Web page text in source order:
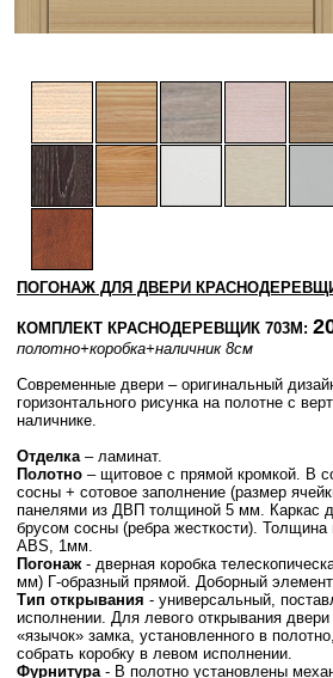
ПОГОНАЖ ДЛЯ ДВЕРИ
КОМПЛЕКТ КРАСНОДЕРЕВЩИК 703М:
полотно+коробка+наличник 8см
Современные двери – оригинальный
горизонтального рисунка на полотне с
наличнике.
Отделка– ламинат.
Полотно – щитовое с прямой кромкой. В
сосны + сотовое заполнение (размер
панелями из ДВП толщиной 5 мм. Каркас
брусом сосны (ребра жесткости).
ABS, 1мм.
Погонаж- дверная коробка
мм) Г-образный прямой. Доборный
Тип открывания - универсальный,
исполнении. Для левого открывания
«язычок» замка, установленного в
собрать коробку в левом исполнении.
Фурнитура- В полотно установлены